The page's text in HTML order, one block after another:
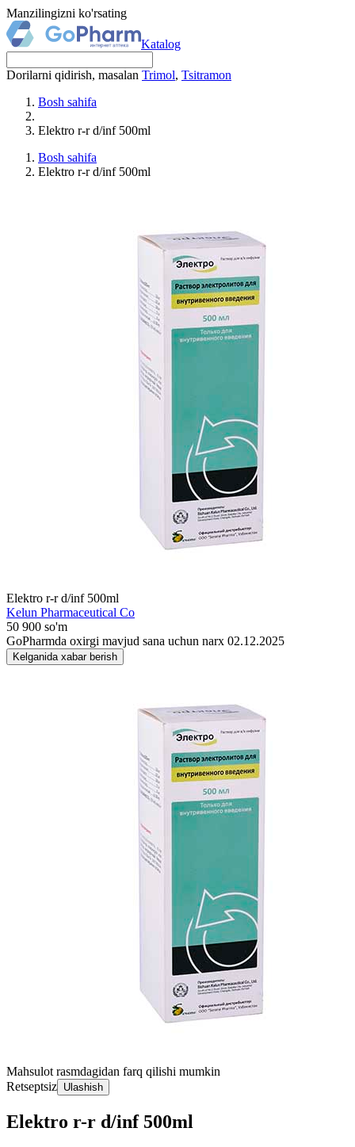
Manzilingizni ko'rsating
Katalog
Dorilarni qidirish, masalan Trimol, Tsitramon
Bosh sahifa
Elektro r-r d/inf 500ml
Bosh sahifa
Elektro r-r d/inf 500ml
Elektro r-r d/inf 500ml
Kelun Pharmaceutical Co
50 900 so'm
GoPharmda oxirgi mavjud sana uchun narx 02.12.2025
Kelganida xabar berish
Mahsulot rasmdagidan farq qilishi mumkin
Retseptsiz Ulashish
Elektro r-r d/inf 500ml